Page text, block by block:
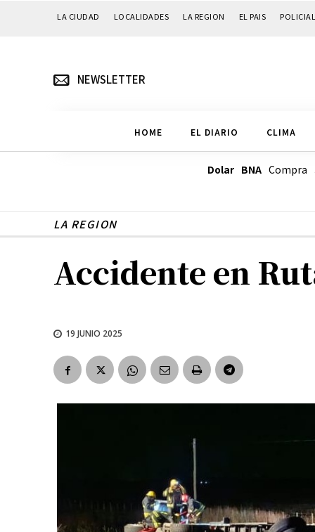
LA CIUDAD LOCALIDADES LA REGION EL PAIS
NEWSLETTER
HOME EL DIARIO CLIMA
Dolar BNACompra
LA REGION
Accidente en
19 JUNIO 2025